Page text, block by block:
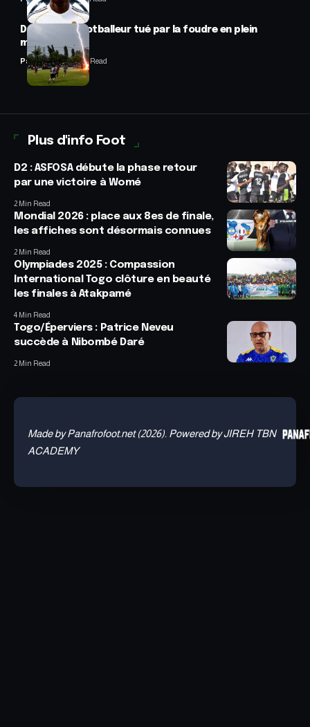
Drame : un footballeur tué par la foudre en plein
match
Panafrofoot2 Min Read
Plus d'info Foot
D2 : ASFOSA débute la phase retour
par une victoire à Womé
2 Min Read
Mondial 2026 : place aux 8es de finale,
les affiches sont désormais connues
2 Min Read
Olympiades 2025 : Compassion
International Togo clôture en beauté
les finales à Atakpamé
4 Min Read
Togo/Éperviers : Patrice Neveu
succède à Nibombé Daré
2 Min Read
Made by Panafrofoot.net (2026). Powered by JIREH TBN
ACADEMY